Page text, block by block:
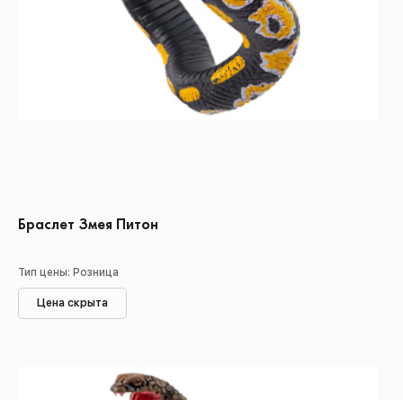
Браслет Змея Питон
Тип цены: Розница
Цена скрыта